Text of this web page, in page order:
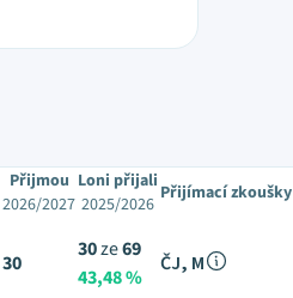
Přijmou
2026/2027
Loni přijali
2025/2026 Přijímací zkoušky
30
30ze69
43,48 %
ČJ, M